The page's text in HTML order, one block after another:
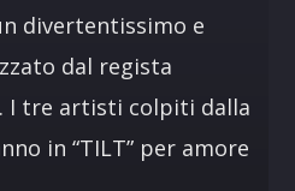
divertentissimo e
dal regista
I tre artisti colpiti dalla
in “TILT” per amore